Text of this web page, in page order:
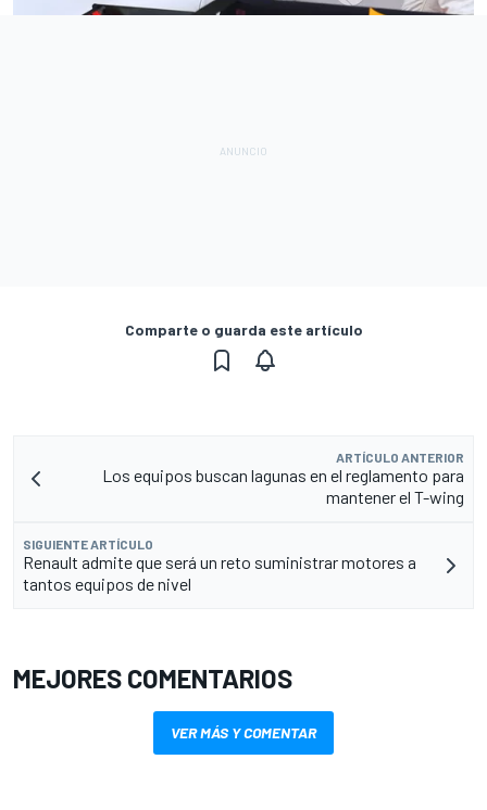
Comparte o guarda este artículo
ARTÍCULO ANTERIOR
Los equipos buscan lagunas en el reglamento para
mantener el T-wing
SIGUIENTE ARTÍCULO
Renault admite que será un reto suministrar motores a
tantos equipos de nivel
MEJORES COMENTARIOS
VER MÁS Y COMENTAR